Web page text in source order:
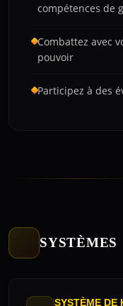
compétences de
Combattez avec
pouvoir
Participez à des
SYSTÈMES
SYSTÈME DE